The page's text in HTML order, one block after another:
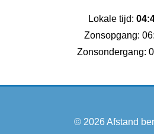
Lokale tijd:
Zonsopgang:
Zonsondergang:
© 2026Afstand